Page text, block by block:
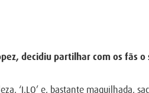
decidiu partilhar com os fãs
‘J.LO’ e, bastante maquilhada,